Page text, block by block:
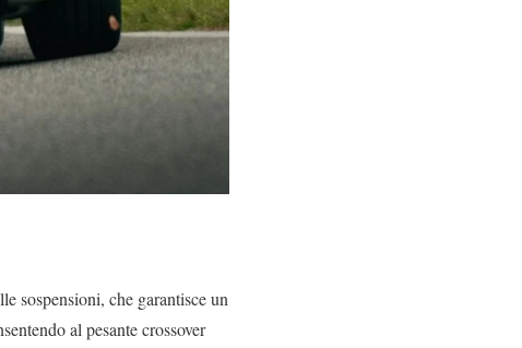
sospensioni, che garantisce un
al pesante crossover